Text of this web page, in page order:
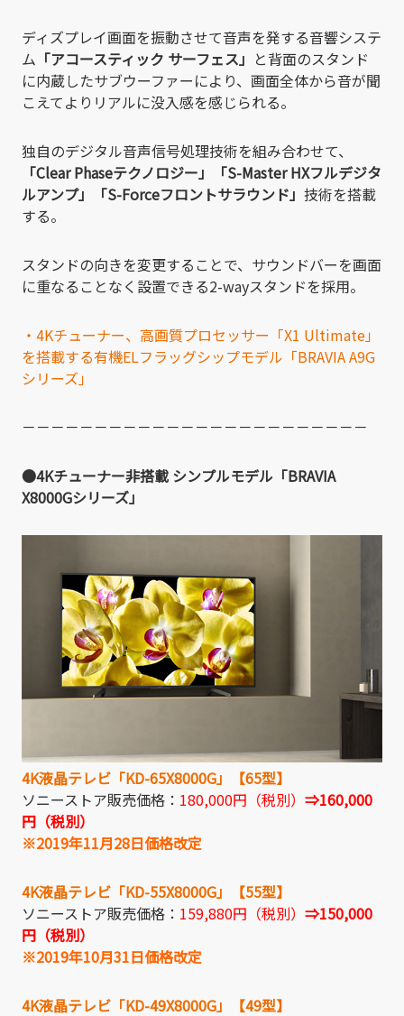
ディズプレイ画面を振動させて音声を発する音響システ
ム 「アコースティック サーフェス」 と背面のスタンド
に内蔵したサブウーファーにより、画面全体から音が聞
こえてよりリアルに没入感を感じられる。
独自のデジタル音声信号処理技術を組み合わせて、
「Clear Phaseテクノロジー」「S-Master HXフルデジタ
ルアンプ」「S-Forceフロントサラウンド」 技術を搭載
する。
スタンドの向きを変更することで、サウンドバーを画面
に重なることなく設置できる2-wayスタンドを採用。
・4Kチューナー、高画質プロセッサー「X1 Ultimate」
を搭載する有機ELフラッグシップモデル「BRAVIA A9G
シリーズ」
－－－－－－－－－－－－－－－－－－－－－－－－
●4Kチューナー非搭載 シンプルモデル「BRAVIA
X8000Gシリーズ」
4K液晶テレビ「KD-65X8000G」【65型】
ソニーストア販売価格： 180,000円（税別） ⇒160,000
円（税別）
※2019年11月28日価格改定
4K液晶テレビ「KD-55X8000G」【55型】
ソニーストア販売価格： 159,880円（税別） ⇒150,000
円（税別）
※2019年10月31日価格改定
4K液晶テレビ「KD-49X8000G」【49型】